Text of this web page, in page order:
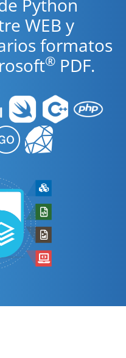
Python
WEB y
formatos
® PDF.